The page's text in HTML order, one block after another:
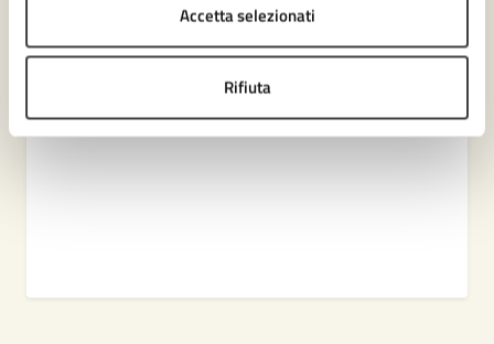
Accetta selezionati
Rifiuta
Settore Biblioteca Malatestiana e Cultura